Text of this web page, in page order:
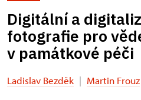
Digitální a
fotografie pro
v památkové péči
Ladislav Bezděk | Martin Frouz